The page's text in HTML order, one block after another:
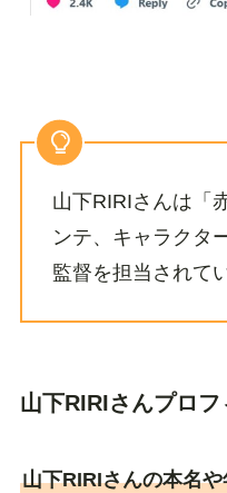
山下RIRIさんは「
ンテ、キャラクタ
監督を担当されて
山下RIRIさんプロフ
山下RIRIさんの本名